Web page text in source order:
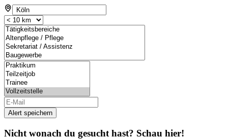
Alert speichern
Nicht wonach du gesucht hast? Schau hier!